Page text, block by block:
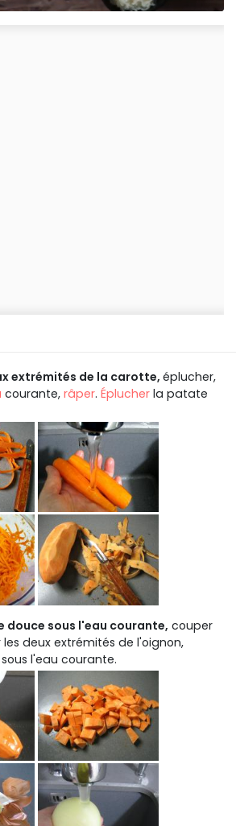
extrémités de la carotte, éplucher,
courante, râper. Éplucher la patate
douce sous l'eau courante, couper
les deux extrémités de l'oignon,
l'eau courante.